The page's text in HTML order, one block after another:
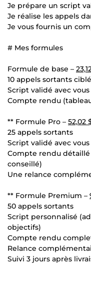
Je prépare un script
Je réalise les appels
Je vous fournis un
# Mes formules
Formule de base –
10 appels sortants
Script validé avec vous
Compte rendu
** Formule Pro – 52,02
25 appels sortants
Script validé avec vous
Compte rendu détaillé
conseillé)
Une relance
** Formule Premium –
50 appels sortants
Script personnalisé
objectifs)
Compte rendu
Relance
Suivi 3 jours après